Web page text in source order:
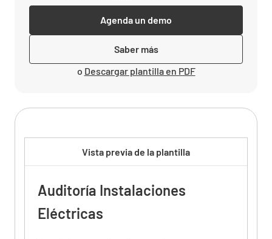
Agenda un demo
Saber más
o Descargar plantilla en PDF
Vista previa de la plantilla
Auditoría Instalaciones
Eléctricas